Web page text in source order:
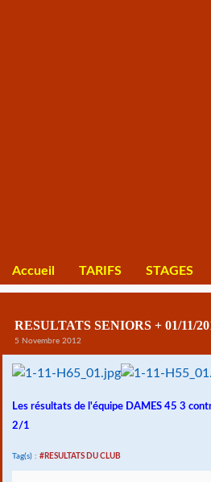
Accueil TARIFS STAGES
RESULTATS SENIORS + 01/11/
5 Novembre 2012
Les résultats de l'équipe DAMES 45 3
2/1
Tag(s) : #RESULTATS DU CLUB